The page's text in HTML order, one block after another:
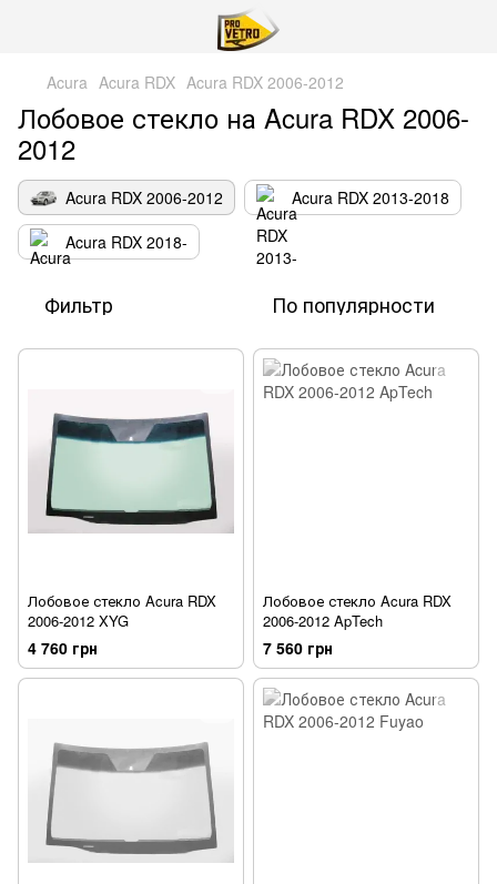
Acura Acura RDX Acura RDX 2006-2012
Лобовое стекло на Acura RDX 2006-
2012
Acura RDX 2006-2012
Acura RDX 2013-2018
Acura RDX 2018-
Фильтр По популярности
Лобовое стекло Acura RDX
2006-2012 XYG
4 760 грн
Лобовое стекло Acura RDX
2006-2012 ApTech
7 560 грн